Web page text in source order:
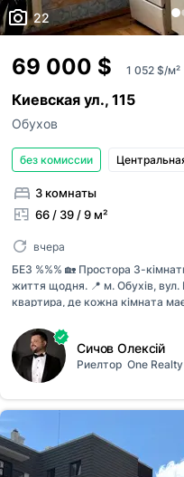
22
69 000 $ 1 052 $/м²
Киевская ул., 115
Обухов
без комиссии
3 комнаты
66 / 39 / 9 м²
вчера
БЕЗ %%% 🏡 Простора 3-
життя щодня. 📍 м. Обухів, вул.
квартира, де кожна кімната
інфраструктуру поруч. 📐
65,6 м² Житлова — 39,4 м²
будинку — панельний ✔ 3
великі лоджії 🏡 Планування
практичне планування:
сім’ї, багато світла та
функціональності — це може
Сичов Олексій
Риелтор One Realty